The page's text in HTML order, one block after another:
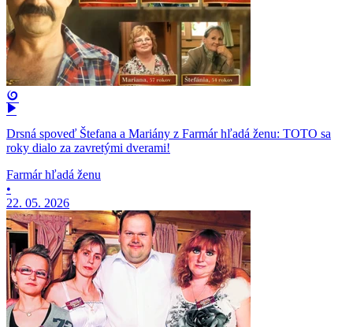
Drsná spoveď Štefana a Mariány z Farmár hľadá ženu: TOTO sa
roky dialo za zavretými dverami!
Farmár hľadá ženu
•
22. 05. 2026